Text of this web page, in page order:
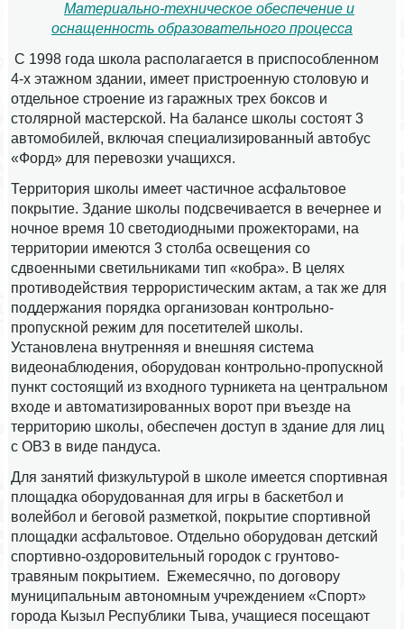
Материально-техническое обеспечение и
оснащенность образовательного процесса
С 1998 года школа располагается в приспособленном
4-х этажном здании, имеет пристроенную столовую и
отдельное строение из гаражных трех боксов и
столярной мастерской. На балансе школы состоят 3
автомобилей, включая специализированный автобус
«Форд» для перевозки учащихся.
Территория школы имеет частичное асфальтовое
покрытие. Здание школы подсвечивается в вечернее и
ночное время 10 светодиодными прожекторами, на
территории имеются 3 столба освещения со
сдвоенными светильниками тип «кобра». В целях
противодействия террористическим актам, а так же для
поддержания порядка организован контрольно-
пропускной режим для посетителей школы.
Установлена внутренняя и внешняя система
видеонаблюдения, оборудован контрольно-пропускной
пункт состоящий из входного турникета на центральном
входе и автоматизированных ворот при въезде на
территорию школы, обеспечен доступ в здание для лиц
с ОВЗ в виде пандуса.
Для занятий физкультурой в школе имеется спортивная
площадка оборудованная для игры в баскетбол и
волейбол и беговой разметкой, покрытие спортивной
площадки асфальтовое. Отдельно оборудован детский
спортивно-оздоровительный городок с грунтово-
травяным покрытием. Ежемесячно, по договору
муниципальным автономным учреждением «Спорт»
города Кызыл Республики Тыва, учащиеся посещают